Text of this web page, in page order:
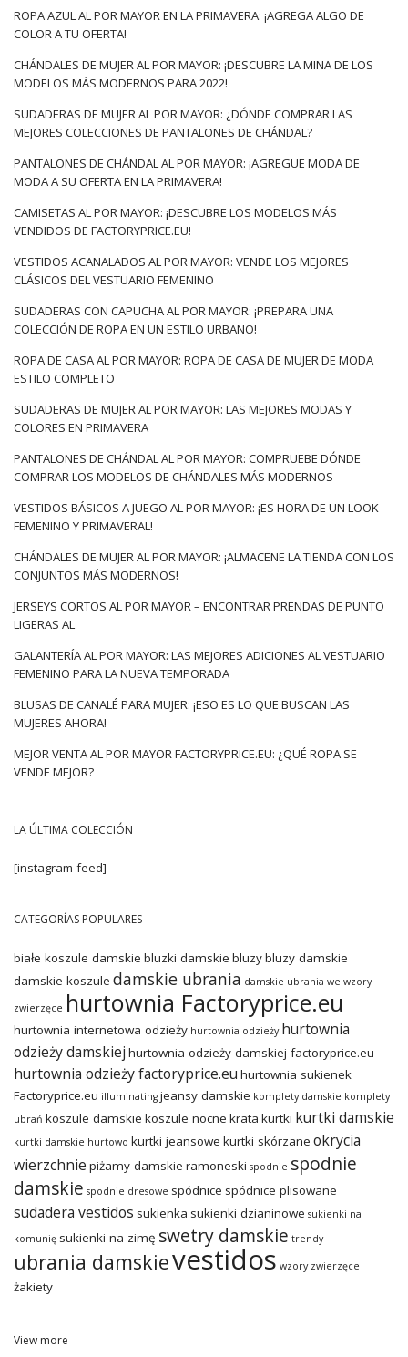
ROPA AZUL AL POR MAYOR EN LA PRIMAVERA: ¡AGREGA ALGO DE
COLOR A TU OFERTA!
CHÁNDALES DE MUJER AL POR MAYOR: ¡DESCUBRE LA MINA DE LOS
MODELOS MÁS MODERNOS PARA 2022!
SUDADERAS DE MUJER AL POR MAYOR: ¿DÓNDE COMPRAR LAS
MEJORES COLECCIONES DE PANTALONES DE CHÁNDAL?
PANTALONES DE CHÁNDAL AL POR MAYOR: ¡AGREGUE MODA DE
MODA A SU OFERTA EN LA PRIMAVERA!
CAMISETAS AL POR MAYOR: ¡DESCUBRE LOS MODELOS MÁS
VENDIDOS DE FACTORYPRICE.EU!
VESTIDOS ACANALADOS AL POR MAYOR: VENDE LOS MEJORES
CLÁSICOS DEL VESTUARIO FEMENINO
SUDADERAS CON CAPUCHA AL POR MAYOR: ¡PREPARA UNA
COLECCIÓN DE ROPA EN UN ESTILO URBANO!
ROPA DE CASA AL POR MAYOR: ROPA DE CASA DE MUJER DE MODA
ESTILO COMPLETO
SUDADERAS DE MUJER AL POR MAYOR: LAS MEJORES MODAS Y
COLORES EN PRIMAVERA
PANTALONES DE CHÁNDAL AL POR MAYOR: COMPRUEBE DÓNDE
COMPRAR LOS MODELOS DE CHÁNDALES MÁS MODERNOS
VESTIDOS BÁSICOS A JUEGO AL POR MAYOR: ¡ES HORA DE UN LOOK
FEMENINO Y PRIMAVERAL!
CHÁNDALES DE MUJER AL POR MAYOR: ¡ALMACENE LA TIENDA CON LOS
CONJUNTOS MÁS MODERNOS!
JERSEYS CORTOS AL POR MAYOR – ENCONTRAR PRENDAS DE PUNTO
LIGERAS AL
GALANTERÍA AL POR MAYOR: LAS MEJORES ADICIONES AL VESTUARIO
FEMENINO PARA LA NUEVA TEMPORADA
BLUSAS DE CANALÉ PARA MUJER: ¡ESO ES LO QUE BUSCAN LAS
MUJERES AHORA!
MEJOR VENTA AL POR MAYOR FACTORYPRICE.EU: ¿QUÉ ROPA SE
VENDE MEJOR?
LA ÚLTIMA COLECCIÓN
[instagram-feed]
CATEGORÍAS POPULARES
białe koszule damskie bluzki damskie bluzybluzy damskie
damskie koszule damskie ubrania damskie ubrania we wzory
zwierzęce hurtownia Factoryprice.eu
hurtownia internetowa odzieży hurtownia odzieży hurtownia
odzieży damskiej hurtownia odzieży damskiej factoryprice.eu
hurtownia odzieży factoryprice.eu hurtownia sukienek
Factoryprice.eu illuminating jeansy damskie komplety damskie komplety
ubrań koszule damskie koszule nocne krata kurtki kurtki damskie
kurtki damskie hurtowo kurtki jeansowe kurtki skórzane okrycia
wierzchnie piżamy damskie ramoneski spodnie spodnie
damskie spodnie dresowe spódnice spódnice plisowane
sudadera vestidos sukienka sukienki dzianinowe sukienki na
komunię sukienki na zimę swetry damskie trendy
ubrania damskievestidos wzory zwierzęce
żakiety
View more